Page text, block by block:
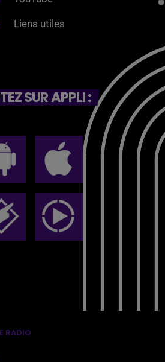
Liens utiles
SUR APPLI :
RADIO